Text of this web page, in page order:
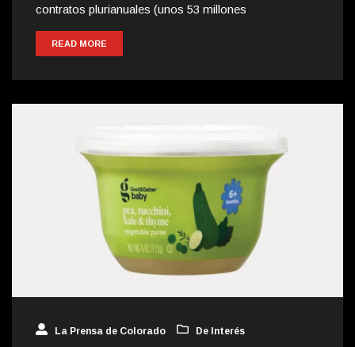
contratos plurianuales (unos 53 millones
READ MORE
La Prensa de Colorado De Interés